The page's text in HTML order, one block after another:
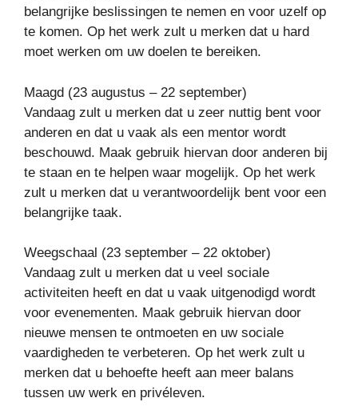
belangrijke beslissingen te nemen en voor uzelf op
te komen. Op het werk zult u merken dat u hard
moet werken om uw doelen te bereiken.
Maagd (23 augustus – 22 september)
Vandaag zult u merken dat u zeer nuttig bent voor
anderen en dat u vaak als een mentor wordt
beschouwd. Maak gebruik hiervan door anderen bij
te staan en te helpen waar mogelijk. Op het werk
zult u merken dat u verantwoordelijk bent voor een
belangrijke taak.
Weegschaal (23 september – 22 oktober)
Vandaag zult u merken dat u veel sociale
activiteiten heeft en dat u vaak uitgenodigd wordt
voor evenementen. Maak gebruik hiervan door
nieuwe mensen te ontmoeten en uw sociale
vaardigheden te verbeteren. Op het werk zult u
merken dat u behoefte heeft aan meer balans
tussen uw werk en privéleven.